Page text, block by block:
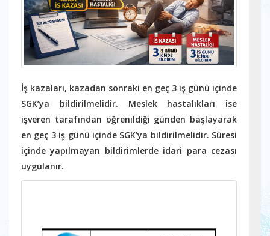
İş kazaları, kazadan sonraki en geç 3 iş günü içinde
SGK’ya bildirilmelidir. Meslek hastalıkları ise
işveren tarafından öğrenildiği günden başlayarak
en geç 3 iş günü içinde SGK’ya bildirilmelidir. Süresi
içinde yapılmayan bildirimlerde idari para cezası
uygulanır.